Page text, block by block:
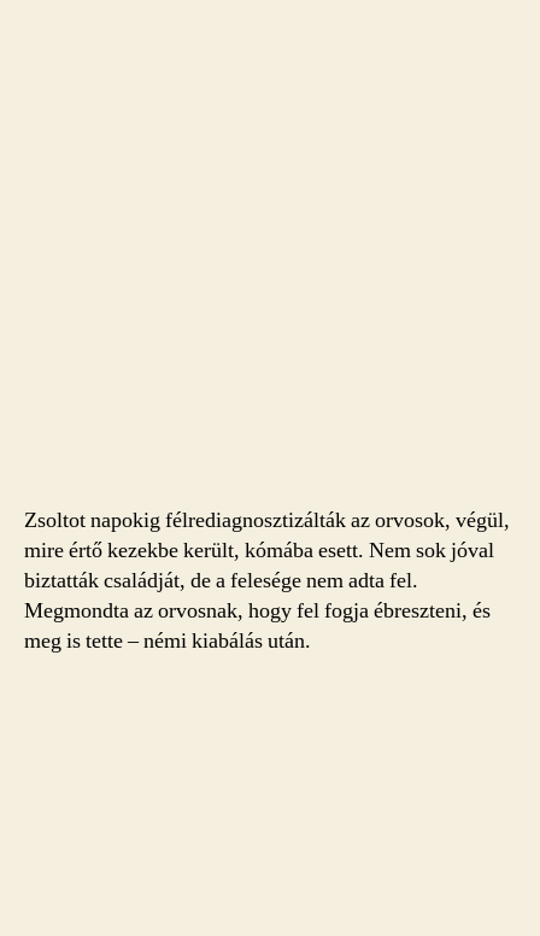
Zsoltot napokig félrediagnosztizálták az orvosok, végül,
mire értő kezekbe került, kómába esett. Nem sok jóval
biztatták családját, de a felesége nem adta fel.
Megmondta az orvosnak, hogy fel fogja ébreszteni, és
meg is tette – némi kiabálás után.